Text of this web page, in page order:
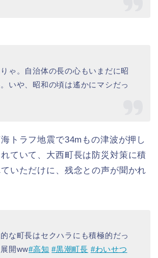
ゃ。自治体の長の心もいまだに昭
いや、昭和の頃は遙かにマシだっ
トラフ地震で34mもの津波が押し
ていて、大西町長は防災対策に積
いただけに、残念との声が聞かれ
な町長はセクハラにも積極的だっ
開ww#高知 #黒潮町長 #わいせつ